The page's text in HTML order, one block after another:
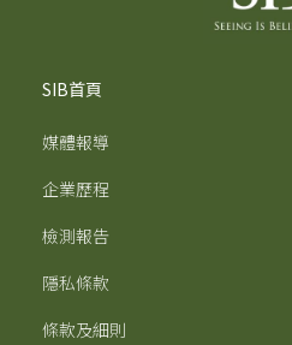
SIB首頁
媒體報導
企業歷程
檢測報告
隱私條款
條款及細則